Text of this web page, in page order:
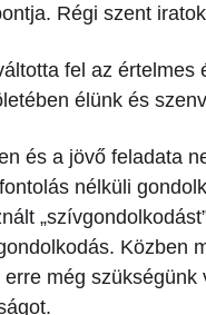
Régi szent
fel az értelmes
élünk és
és a jövő feladata
nélküli
Közben
erre még